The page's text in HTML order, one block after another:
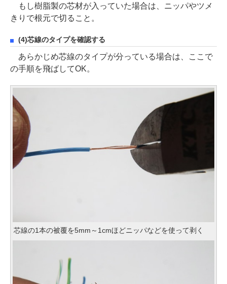
もし樹脂製の芯材が入っていた場合は、ニッパやツメ
きりで根元で切ること。
(4)芯線のタイプを確認する
あらかじめ芯線のタイプが分っている場合は、ここで
の手順を飛ばしてOK。
芯線の1本の被覆を5mm～1cmほどニッパなどを使って剥く